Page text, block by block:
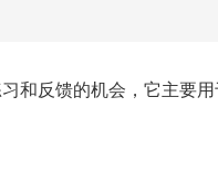
和反馈的机会，它主要